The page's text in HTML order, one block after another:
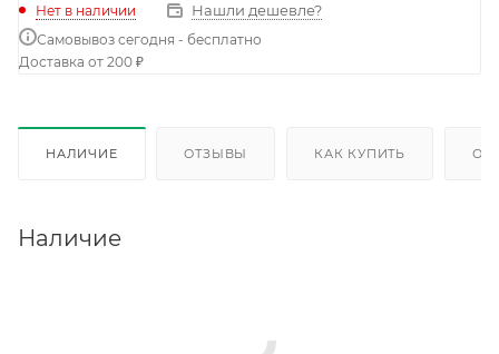
Нет в наличии Нашли дешевле?
Самовывоз сегодня - бесплатно
Доставка от 200 ₽
НАЛИЧИЕ ОТЗЫВЫ КАК КУПИТЬ
Наличие